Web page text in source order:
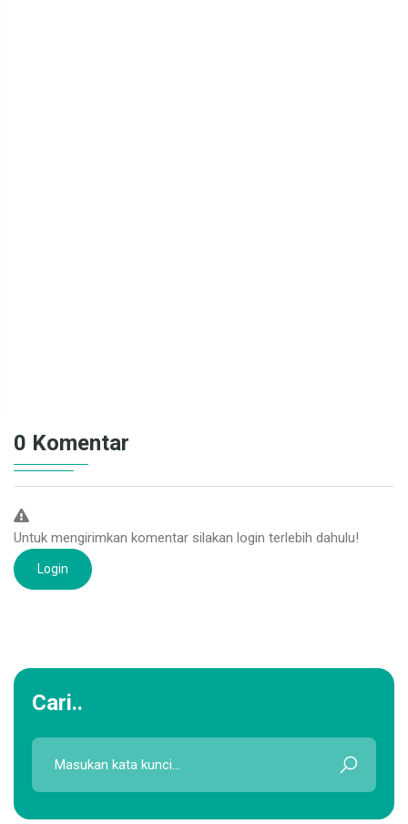
0 Komentar
Untuk mengirimkan komentar silakan login terlebih dahulu!
Login
Cari..